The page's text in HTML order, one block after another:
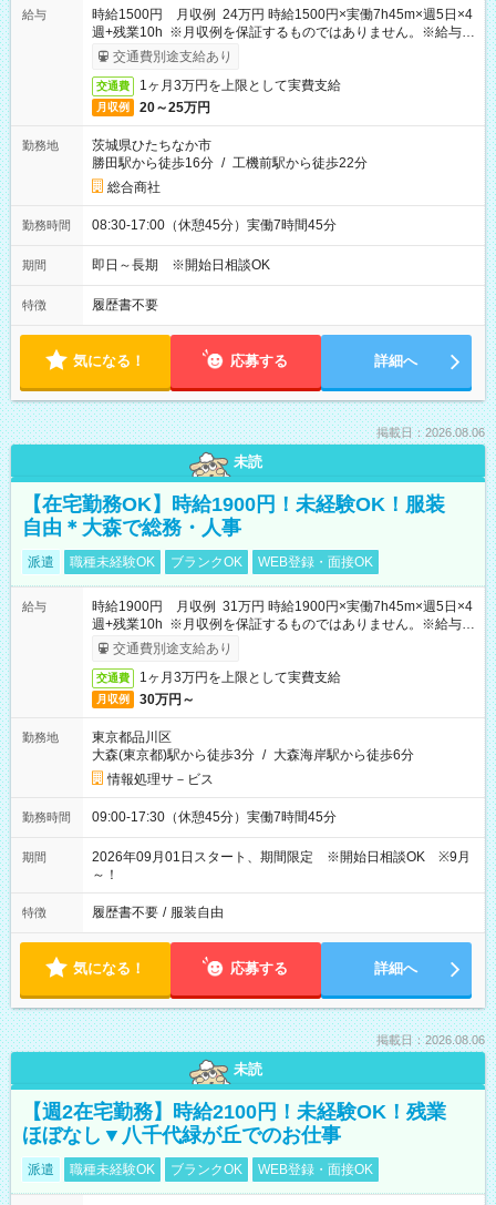
給与
時給1500円 月収例 24万円 時給1500円×実働7h45m×週5日×4
週+残業10h ※月収例を保証するものではありません。※給与即
受取りサービス利用可（利用条件有）
交通費別途支給あり
交通費 1ヶ月3万円を上限として実費支給
月収例 20～25万円
勤務地
茨城県ひたちなか市
勝田駅から徒歩16分 / 工機前駅から徒歩22分
総合商社
勤務時間 08:30-17:00（休憩45分）実働7時間45分
期間 即日～長期 ※開始日相談OK
特徴 履歴書不要
気になる！ 応募する 詳細へ
掲載日：2026.08.06
未読
【在宅勤務OK】時給1900円！未経験OK！服装
自由＊大森で総務・人事
派遣 職種未経験OK ブランクOK WEB登録・面接OK
給与
時給1900円 月収例 31万円 時給1900円×実働7h45m×週5日×4
週+残業10h ※月収例を保証するものではありません。※給与即
受取りサービス利用可（利用条件有）
交通費別途支給あり
交通費 1ヶ月3万円を上限として実費支給
月収例 30万円～
勤務地
東京都品川区
大森(東京都)駅から徒歩3分 / 大森海岸駅から徒歩6分
情報処理サ－ビス
勤務時間 09:00-17:30（休憩45分）実働7時間45分
期間
2026年09月01日スタート、期間限定 ※開始日相談OK ※9月
～！
特徴 履歴書不要 / 服装自由
気になる！ 応募する 詳細へ
掲載日：2026.08.06
未読
【週2在宅勤務】時給2100円！未経験OK！残業
ほぼなし▼八千代緑が丘でのお仕事
派遣 職種未経験OK ブランクOK WEB登録・面接OK